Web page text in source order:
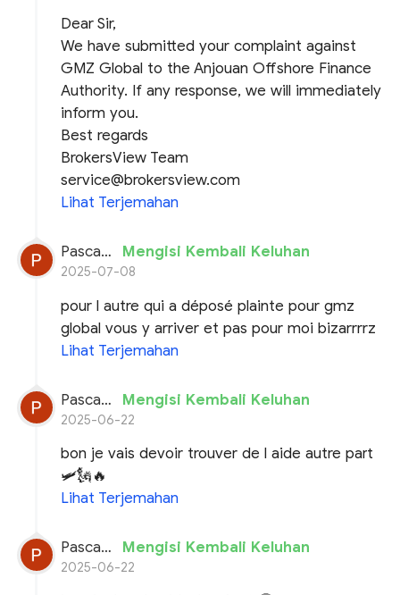
Dear Sir,
We have submitted your complaint against
GMZ Global to the Anjouan Offshore Finance
Authority. If any response, we will immediately
inform you.
Best regards
BrokersView Team
service@brokersview.com
Lihat Terjemahan
Pascal planchon Mengisi Kembali Keluhan
2025-07-08
pour l autre qui a déposé plainte pour gmz
global vous y arriver et pas pour moi bizarrrrz
Lihat Terjemahan
Pascal planchon Mengisi Kembali Keluhan
2025-06-22
bon je vais devoir trouver de l aide autre part
🛩️🗽🔥
Lihat Terjemahan
Pascal planchon Mengisi Kembali Keluhan
2025-06-22